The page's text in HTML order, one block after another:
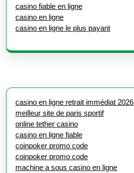
casino fiable en ligne
casino en ligne
casino en ligne le plus payant
casino en ligne retrait immédiat 2026
meilleur site de paris sportif
online tether casino
casino en ligne fiable
coinpoker promo code
coinpoker promo code
machine a sous casino en ligne